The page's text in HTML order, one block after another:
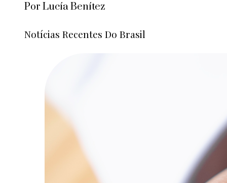
Por Lucía Benítez
Notícias Recentes Do Brasil